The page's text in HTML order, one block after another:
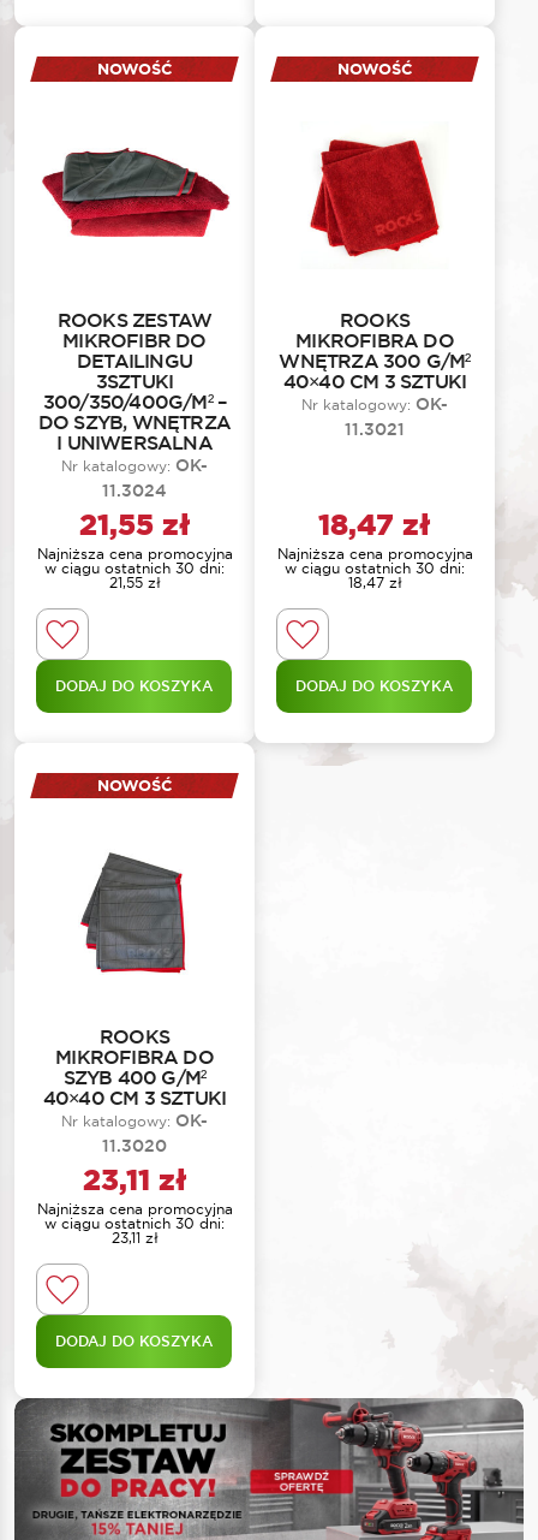
NOWOŚĆ
ROOKS ZESTAW
MIKROFIBR DO
DETAILINGU
3SZTUKI
300/350/400G/M² –
DO SZYB, WNĘTRZA
I UNIWERSALNA
Nr katalogowy: OK-
11.3024
21,55 zł
Najniższa cena promocyjna
w ciągu ostatnich 30 dni:
21,55 zł
DODAJ DO KOSZYKA
NOWOŚĆ
ROOKS
MIKROFIBRA DO
WNĘTRZA 300 G/M²
40×40 CM 3 SZTUKI
Nr katalogowy: OK-
11.3021
18,47 zł
Najniższa cena promocyjna
w ciągu ostatnich 30 dni:
18,47 zł
DODAJ DO KOSZYKA
NOWOŚĆ
ROOKS
MIKROFIBRA DO
SZYB 400 G/M²
40×40 CM 3 SZTUKI
Nr katalogowy: OK-
11.3020
23,11 zł
Najniższa cena promocyjna
w ciągu ostatnich 30 dni:
23,11 zł
DODAJ DO KOSZYKA